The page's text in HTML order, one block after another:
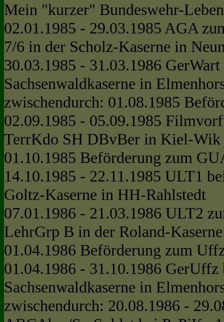
Mein "kurzer" Bundeswehr-
02.01.1985 - 29.03.1985 AGA
7/6 in der Scholz-Kaserne in
30.03.1985 - 31.03.1986
Sachsenwaldkaserne in
zwischendurch: 01.08.1985
02.09.1985 - 05.09.1985
TerrKdo SH DBvBer in Kiel-Wik
01.10.1985 Beförderung zum
14.10.1985 - 22.11.1985 ULT1
Goltz-Kaserne in HH-Rahlstedt
07.01.1986 - 21.03.1986 ULT2
LehrGrp B in der Roland-
01.04.1986 Beförderung zum
01.04.1986 - 31.10.1986
Sachsenwaldkaserne in
zwischendurch: 20.08.1986 -